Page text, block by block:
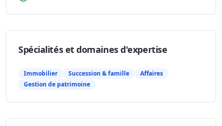
Spécialités et domaines d'expertise
Immobilier Succession & famille
Affaires
Gestion de patrimoine